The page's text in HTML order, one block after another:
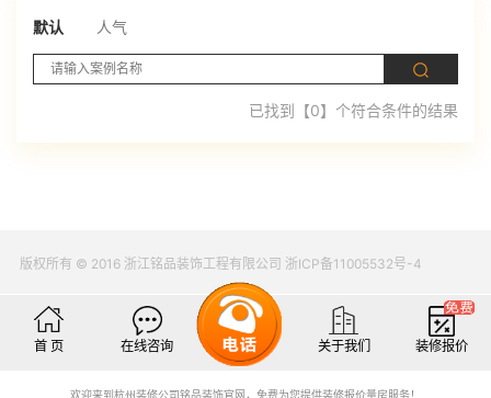
默认 人气
已找到【0】个符合条件的结果
版权所有 © 2016 浙江铭品装饰工程有限公司 浙ICP备11005532号-4
首 页 在线咨询 关于我们 装修报价
欢迎来到杭州装修公司铭品装饰官网，免费为您提供装修报价量房服务！